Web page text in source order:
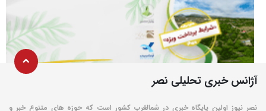
آژانس خبری تحلیلی نصر
نصر نیوز اولین پایگاه خبری در شمالغرب کشور است که حوزه های متنوع خبر و